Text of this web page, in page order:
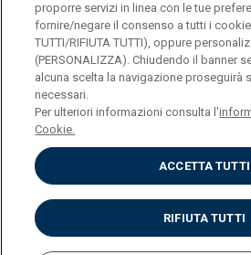
PI 02133120150
ENGLISH
Privacy
Accessibilità
Cookies
Impostazione Cookies
proporre servizi in linea con le tue
fornire/negare il consenso a tutti i cookie
TUTTI/RIFIUTA TUTTI), oppure
(PERSONALIZZA). Chiudendo il banner
alcuna scelta la navigazione proseguirà
necessari.
Per ulteriori informazioni consulta l'
Cookie.
ACCETTA TUTTI
RIFIUTA TUTTI